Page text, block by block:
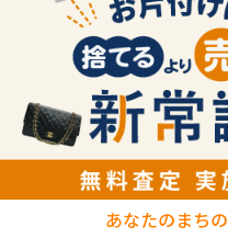
あなたのまちの